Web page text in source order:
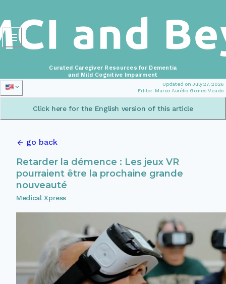
Updated on July 27, 2026
Editor: Marco Aurélio Gomes Veado
Curated Caregiver Resources for Dementia
and Mild Cognitive Impairment
Click here for the English version of this article
go back
Retarder la démence : Les jeux VR
pourraient être la prochaine grande
nouveauté
Medical Xpress